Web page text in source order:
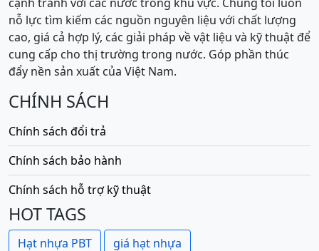
nỗ lực tìm kiếm các nguồn nguyên liệu với chất lượng
cao, giá cả hợp lý, các giải pháp về vật liệu và kỹ thuật để
cung cấp cho thị trường trong nước. Góp phần thúc
đẩy nền sản xuất của Việt Nam.
CHÍNH SÁCH
Chính sách đổi trả
Chính sách bảo hành
Chính sách hỗ trợ kỹ thuật
HOT TAGS
Hạt nhựa PBT giá hạt nhựa